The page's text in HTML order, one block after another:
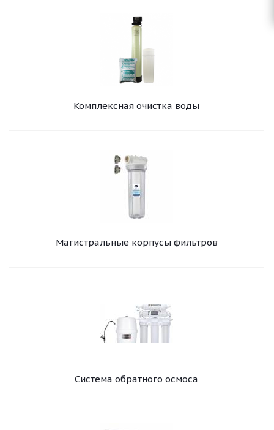
Комплексная очистка воды
Магистральные корпусы фильтров
Система обратного осмоса